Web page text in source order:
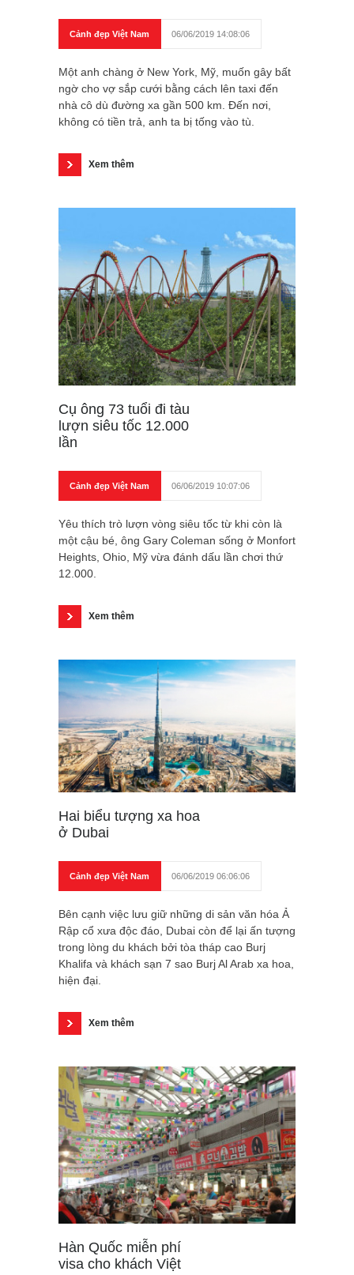
Cảnh đẹp Việt Nam 06/06/2019 14:08:06
Một anh chàng ở New York, Mỹ, muốn gây bất
ngờ cho vợ sắp cưới bằng cách lên taxi đến
nhà cô dù đường xa gần 500 km. Đến nơi,
không có tiền trả, anh ta bị tống vào tù.
Xem thêm
Cụ ông 73 tuổi đi tàu
lượn siêu tốc 12.000
lần
Cảnh đẹp Việt Nam 06/06/2019 10:07:06
Yêu thích trò lượn vòng siêu tốc từ khi còn là
một cậu bé, ông Gary Coleman sống ở Monfort
Heights, Ohio, Mỹ vừa đánh dấu lần chơi thứ
12.000.
Xem thêm
Hai biểu tượng xa hoa
ở Dubai
Cảnh đẹp Việt Nam 06/06/2019 06:06:06
Bên cạnh việc lưu giữ những di sản văn hóa Ả
Rập cổ xưa độc đáo, Dubai còn để lại ấn tượng
trong lòng du khách bởi tòa tháp cao Burj
Khalifa và khách sạn 7 sao Burj Al Arab xa hoa,
hiện đại.
Xem thêm
Hàn Quốc miễn phí
visa cho khách Việt